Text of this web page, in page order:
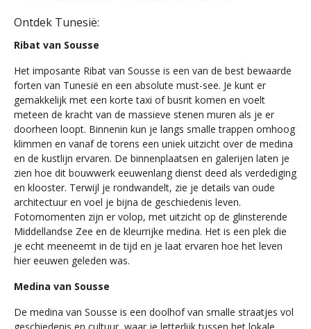
Ontdek Tunesië:
Ribat van Sousse
Het imposante Ribat van Sousse is een van de best bewaarde
forten van Tunesië en een absolute must-see. Je kunt er
gemakkelijk met een korte taxi of busrit komen en voelt
meteen de kracht van de massieve stenen muren als je er
doorheen loopt. Binnenin kun je langs smalle trappen omhoog
klimmen en vanaf de torens een uniek uitzicht over de medina
en de kustlijn ervaren. De binnenplaatsen en galerijen laten je
zien hoe dit bouwwerk eeuwenlang dienst deed als verdediging
en klooster. Terwijl je rondwandelt, zie je details van oude
architectuur en voel je bijna de geschiedenis leven.
Fotomomenten zijn er volop, met uitzicht op de glinsterende
Middellandse Zee en de kleurrijke medina. Het is een plek die
je echt meeneemt in de tijd en je laat ervaren hoe het leven
hier eeuwen geleden was.
Medina van Sousse
De medina van Sousse is een doolhof van smalle straatjes vol